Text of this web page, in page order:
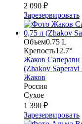
2 090 ₽
Зарезервировать
Объем0.75 L
Крепость12.7°
Жаков Саперави
(Zhakov Saperavi
Жаков
Россия
Сухое
1 390 ₽
Зарезервировать